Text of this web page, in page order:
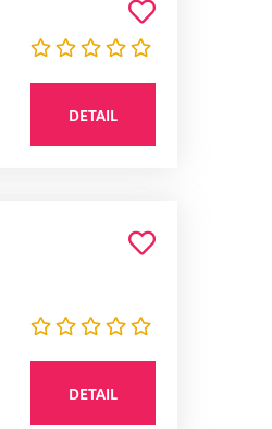
DETAIL
DETAIL